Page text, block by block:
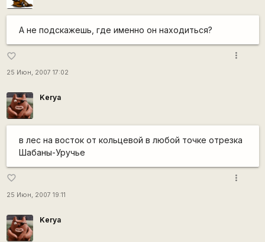
А не подскажешь, где именно он находиться?
favorite_border
25 Июн, 2007 17:02
more_vert
Kerya
в лес на восток от кольцевой в любой точке отрезка
Шабаны-Уручье
favorite_border
25 Июн, 2007 19:11
more_vert
Kerya